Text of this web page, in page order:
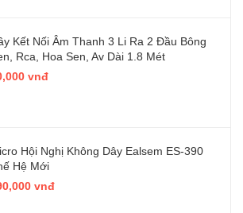
Kết Nối Âm Thanh 3 Li Ra 2 Đầu Bông
Rca, Hoa Sen, Av Dài 1.8 Mét
vnđ
Hội Nghị Không Dây Ealsem ES-390
Hệ Mới
vnđ